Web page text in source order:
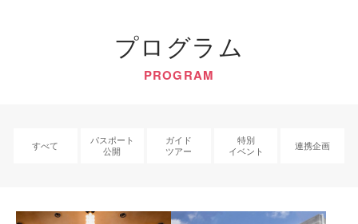
プログラム
PROGRAM
すべて
パスポート
公開
ガイド
ツアー
特別
イベント
連携企画